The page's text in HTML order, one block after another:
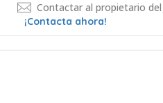
Contactar al propietario
¡Contacta ahora!